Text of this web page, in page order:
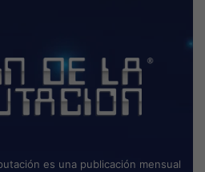
es una publicación mensual